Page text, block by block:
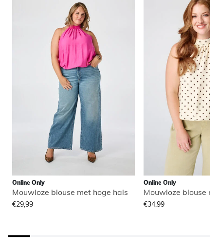
Online Only
Mouwloze blouse met hoge hals
€29,99
Online Only
Mouwloze blouse
€34,99